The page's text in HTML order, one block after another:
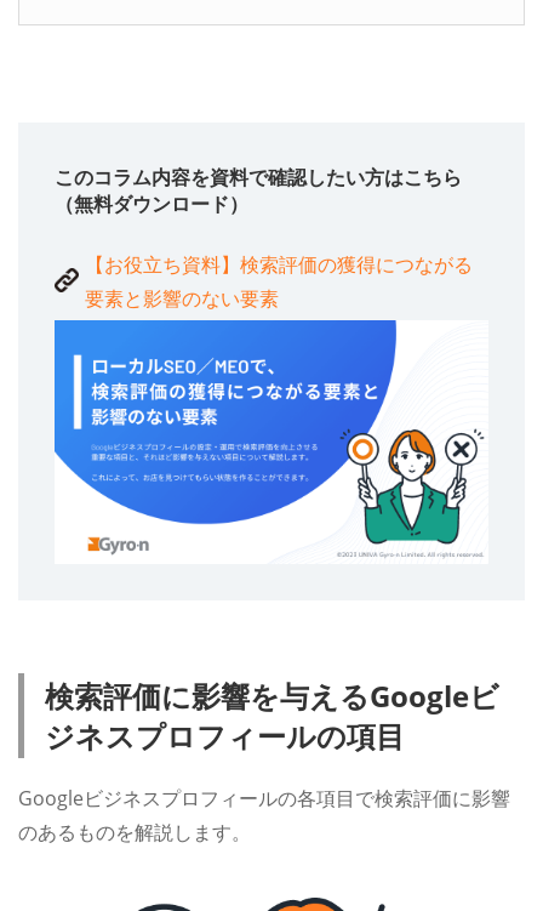
このコラム内容を資料で確認したい方はこちら
（無料ダウンロード）
【お役立ち資料】検索評価の獲得につながる
要素と影響のない要素
検索評価に影響を与えるGoogleビ
ジネスプロフィールの項目
Googleビジネスプロフィールの各項目で検索評価に影響
のあるものを解説します。